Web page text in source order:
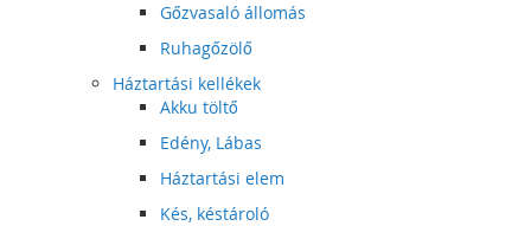
Gőzvasaló állomás
Ruhagőzölő
Háztartási kellékek
Akku töltő
Edény, Lábas
Háztartási elem
Kés, késtároló